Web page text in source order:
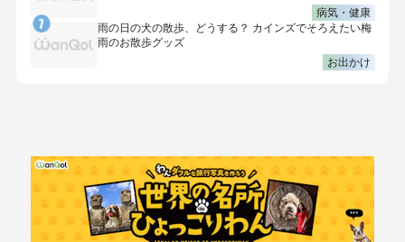
病気・健康
雨の日の犬の散歩、どうする？ カインズでそろえたい梅
雨のお散歩グッズ
お出かけ